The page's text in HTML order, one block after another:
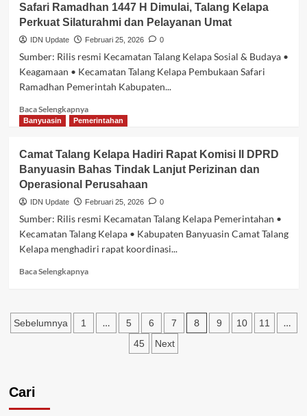
Tepat
Indonesia
Asri
Dimulai,
Bangun
Komitmen
untuk
Lingkungan
Safari Ramadhan 1447 H Dimulai, Talang Kelapa
Perkuat Silaturahmi dan Pelayanan Umat
IDN Update Februari 25, 2026 0
Sumber: Rilis resmi Kecamatan Talang Kelapa Sosial & Budaya •
Keagamaan • Kecamatan Talang Kelapa Pembukaan Safari
Ramadhan Pemerintah Kabupaten...
Baca SelengkapnyaBaca
selengkapnya
Ramadhan
1447
H
Dimulai,
Kelapa
Perkuat
Silaturahmi
Pelayanan
Banyuasin Pemerintahan
Camat Talang Kelapa Hadiri Rapat Komisi II DPRD
Banyuasin Bahas Tindak Lanjut Perizinan dan
Operasional Perusahaan
IDN Update Februari 25, 2026 0
Sumber: Rilis resmi Kecamatan Talang Kelapa Pemerintahan •
Kecamatan Talang Kelapa • Kabupaten Banyuasin Camat Talang
Kelapa menghadiri rapat koordinasi...
Baca SelengkapnyaBaca
Kelapa
Paginasi
Sebelumnya 1 … 5 6 7 8 9 10 11 …
45 Next
Cari